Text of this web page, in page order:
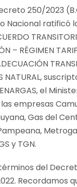
250/2023
Nacional ratificó
– RÉGIMEN
NATURAL,
el
empresas
Gas del
y TGN.
del
Recordamos